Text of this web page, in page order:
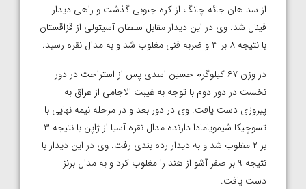
از سد هان جائه چانگ از کره جنوبی گذشت و راهی دیدار
فینال شد. وی در این دیدار مقابل سلطان آسیتولی از قزاقستان
با نتیجه ۸ بر ۳ و ضربه فنی مغلوب شد و به مدال نقره رسید.
در وزن ۶۷ کیلوگرم حسین اسدی پس از استراحت در دور
نخست در دور دوم با توجه به غیبت الاجامی از عراق به
پیروزی دست یافت. وی در دور بعد و در مرحله نیمه نهایی با
تسوچیکا شیمویامادا دارنده مدال نقره آسیا از ژاپن با نتیجه ۳
بر ۲ مغلوب شد و به دیدار رده بندی رفت. وی در این دیدار با
نتیجه ۹ بر صفر آشو از هند را مغلوب کرد و به مدال برنز
دست یافت.